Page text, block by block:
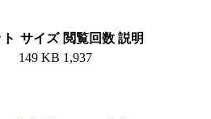
サイズ 閲覧回数 説明
149 KB 1,937